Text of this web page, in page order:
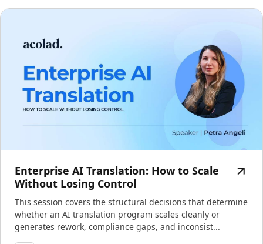
Enterprise AI Translation: How to Scale
Without Losing Control
This session covers the structural decisions that determine
whether an AI translation program scales cleanly or
generates rework, compliance gaps, and inconsist...